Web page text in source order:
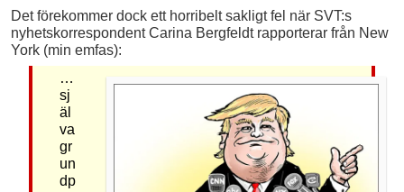
Det förekommer dock ett horribelt sakligt fel när SVT:s
nyhetskorrespondent Carina Bergfeldt rapporterar från New
York (min emfas):
…
sj
äl
va
gr
un
dp